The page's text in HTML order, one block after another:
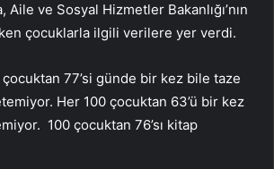
Aile ve Sosyal Hizmetler Bakanlığı’nın
çocuklarla ilgili verilere yer verdi.
77’si günde bir kez bile taze
Her 100 çocuktan 63’ü bir kez
100 çocuktan 76’sı kitap